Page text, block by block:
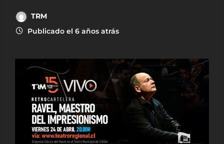
TRM
Publicado el 6 años atrás